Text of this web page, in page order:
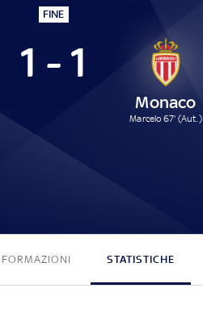
FINE
1 - 1
Monaco
Marcelo 67' (Aut.)
FORMAZIONI STATISTICHE